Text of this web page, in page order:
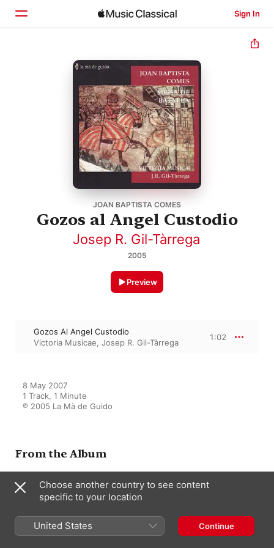
Sign In
JOAN BAPTISTA COMES
Gozos al Angel Custodio
Josep R. Gil-Tàrrega
2005
Preview
Gozos Al Angel Custodio
Victoria Musicae, Josep R. Gil-Tàrrega
1:02
8 May 2007
1 Track, 1 Minute
℗ 2005 La Mà de Guido
From the Album
Joan Baptista Comes: Missa de
Batalla
Josep R. Gil-Tàrrega,
Victoria
Musicae
Choose another country to see content
specific to your location
United States Continue